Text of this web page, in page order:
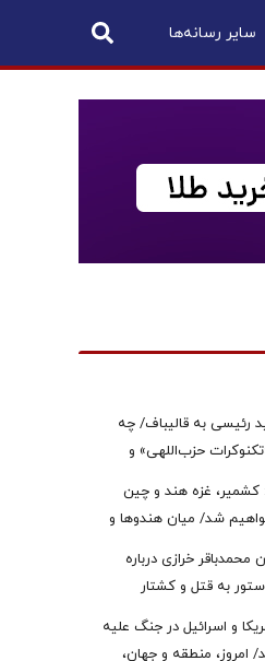
سایر رسانه‌ها
رئیسی به قالیباف/ چه
حزب‌اللهی» و
کشمیر، غزه هند و چین
شد/ میان هندوها و
خرازی درباره
به قتل و کشتار
است/ چگونه چنین فرد
و اسرائیل در جنگ علیه
امروز، منطقه و جهان،